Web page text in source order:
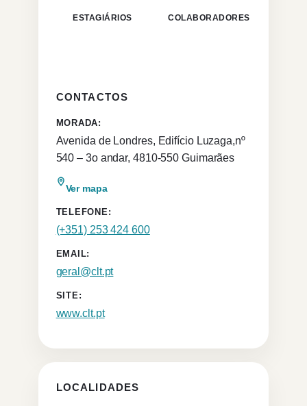
ESTAGIÁRIOS COLABORADORES
CONTACTOS
MORADA:
Avenida de Londres, Edifício Luzaga,nº
540 – 3o andar, 4810-550 Guimarães
Ver mapa
TELEFONE:
(+351) 253 424 600
EMAIL:
geral@clt.pt
SITE:
www.clt.pt
LOCALIDADES